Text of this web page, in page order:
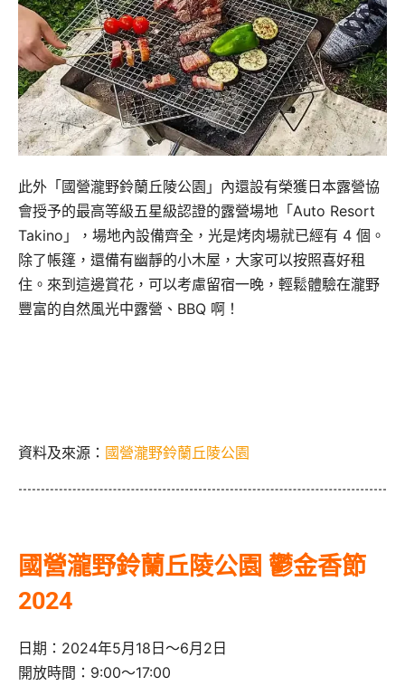
此外「國營瀧野鈴蘭丘陵公園」內還設有榮獲日本露營協
會授予的最高等級五星級認證的露營場地「Auto Resort
Takino」，場地內設備齊全，光是烤肉場就已經有 4 個。
除了帳篷，還備有幽靜的小木屋，大家可以按照喜好租
住。來到這邊賞花，可以考慮留宿一晚，輕鬆體驗在瀧野
豐富的自然風光中露營、BBQ 啊！
資料及來源： 國營瀧野鈴蘭丘陵公園
國營瀧野鈴蘭丘陵公園 鬱金香節
2024
日期：2024年5月18日～6月2日
開放時間：9:00～17:00